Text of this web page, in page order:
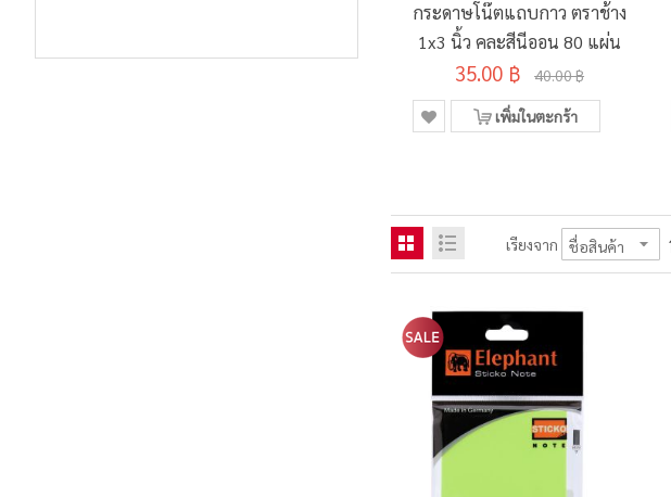
กระดาษโน๊ตแถบกาว ตราช้าง
1x3 นิ้ว คละสีนีออน 80 แผ่น
35.00 ฿ 40.00 ฿
เพิ่มในตะกร้า
เรียงจาก